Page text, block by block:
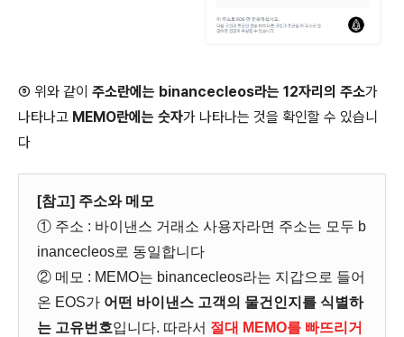
⑤ 위와 같이 주소란에는 binancecleos라는 12자리의 주소가
나타나고 MEMO란에는 숫자가 나타나는 것을 확인할 수 있습니
다
[참고] 주소와 메모
① 주소 : 바이낸스 거래소 사용자라면 주소는 모두 b
inancecleos로 동일합니다
② 메모 : MEMO는 binancecleos라는 지갑으로 들어
온 EOS가 어떤 바이낸스 고객의 물건인지를 식별하
는 고유번호입니다. 따라서 절대 MEMO를 빠뜨리거